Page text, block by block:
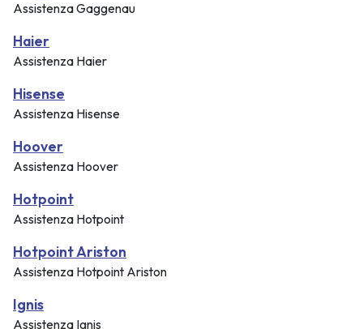
Assistenza Gaggenau
Haier
Assistenza Haier
Hisense
Assistenza Hisense
Hoover
Assistenza Hoover
Hotpoint
Assistenza Hotpoint
Hotpoint Ariston
Assistenza Hotpoint Ariston
Ignis
Assistenza Ignis